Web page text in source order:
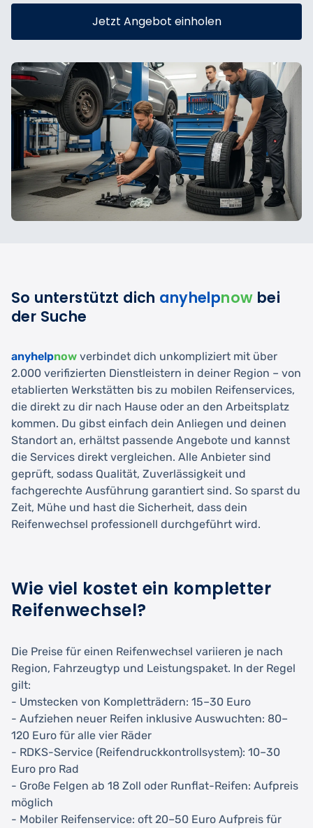
Jetzt Angebot einholen
So unterstützt dich anyhelpnow bei
der Suche
anyhelpnow verbindet dich unkompliziert mit über
2.000 verifizierten Dienstleistern in deiner Region – von
etablierten Werkstätten bis zu mobilen Reifenservices,
die direkt zu dir nach Hause oder an den Arbeitsplatz
kommen. Du gibst einfach dein Anliegen und deinen
Standort an, erhältst passende Angebote und kannst
die Services direkt vergleichen. Alle Anbieter sind
geprüft, sodass Qualität, Zuverlässigkeit und
fachgerechte Ausführung garantiert sind. So sparst du
Zeit, Mühe und hast die Sicherheit, dass dein
Reifenwechsel professionell durchgeführt wird.
Wie viel kostet ein kompletter
Reifenwechsel?
Die Preise für einen Reifenwechsel variieren je nach
Region, Fahrzeugtyp und Leistungspaket. In der Regel
gilt:
- Umstecken von Kompletträdern: 15–30 Euro
- Aufziehen neuer Reifen inklusive Auswuchten: 80–
120 Euro für alle vier Räder
- RDKS-Service (Reifendruckkontrollsystem): 10–30
Euro pro Rad
- Große Felgen ab 18 Zoll oder Runflat-Reifen: Aufpreis
möglich
- Mobiler Reifenservice: oft 20–50 Euro Aufpreis für